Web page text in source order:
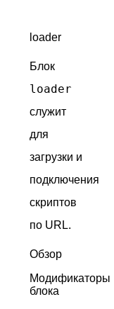
loader
Блок
loader
служит
для
загрузки и
подключения
скриптов
по URL.
Обзор
Модификаторы
блока